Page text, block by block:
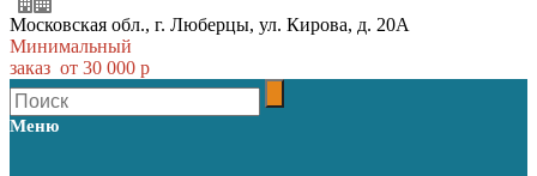
Московская обл., г. Люберцы, ул. Кирова, д. 20А
Минимальный
заказ от 30 000 р
Меню